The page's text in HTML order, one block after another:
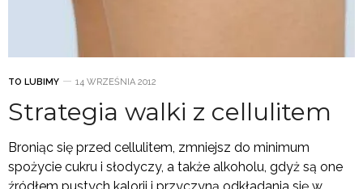
TO LUBIMY 14 WRZEŚNIA 2012
Strategia walki z cellulitem
Broniąc się przed cellulitem, zmniejsz do minimum
spożycie cukru i słodyczy, a także alkoholu, gdyż są one